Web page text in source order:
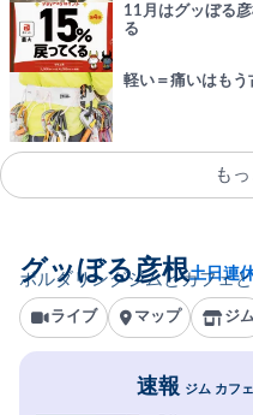
11月はグッぼる
る
軽い＝痛いはもう
も
ボルダリングジムとカフェ
グッぼる彦根土日連
ライブ マップ ジ
速報 ジム カフ